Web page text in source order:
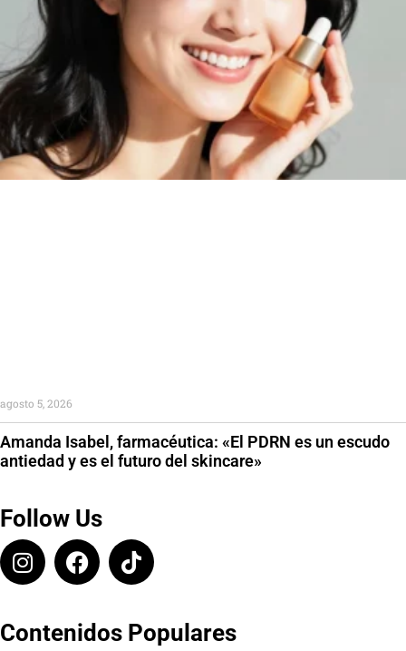
Amanda Isabel, farmacéutica: «El PDRN es un escudo
antiedad y es el futuro del skincare»
agosto 5, 2026
Follow Us
Contenidos Populares